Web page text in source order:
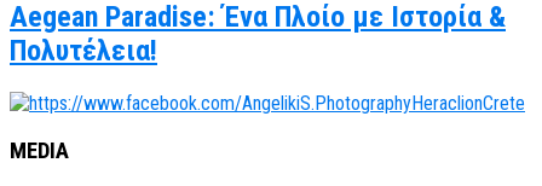
Aegean Paradise: Ένα Πλοίο με Ιστορία &
Πολυτέλεια!
MEDIA